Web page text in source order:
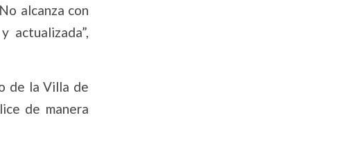
alcanza con
actualizada”,
de la Villa de
de manera